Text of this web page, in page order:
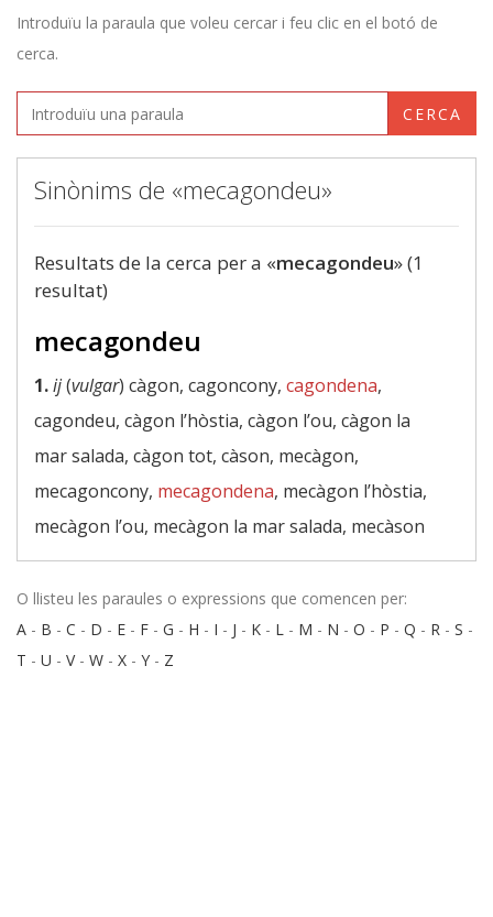
Introduïu la paraula que voleu cercar i feu clic en el botó de
cerca.
CERCA
Sinònims de «mecagondeu»
Resultats de la cerca per a «mecagondeu» (1
resultat)
mecagondeu
1.ij(vulgar) càgon, cagoncony, cagondena,
cagondeu, càgon l’hòstia, càgon l’ou, càgon la
mar salada, càgon tot, càson, mecàgon,
mecagoncony, mecagondena, mecàgon l’hòstia,
mecàgon l’ou, mecàgon la mar salada, mecàson
O llisteu les paraules o expressions que comencen per:
A - B - C - D - E - F - G - H - I - J - K - L - M - N - O - P - Q - R - S -
T - U - V- W - X - Y - Z